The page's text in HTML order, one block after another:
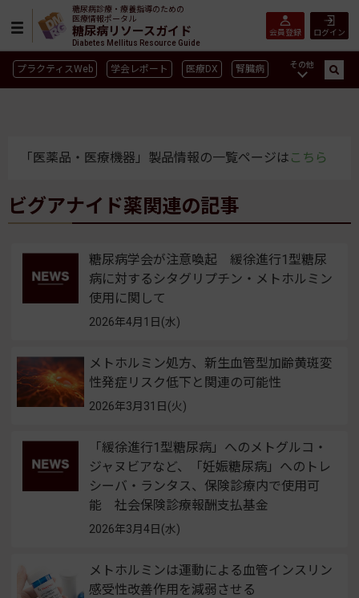
糖尿病診療・療養指導のための
医療情報ポータル
糖尿病リソースガイド
Diabetes Mellitus Resource Guide
ログイン
会員登録
プラクティスWeb 学会レポート 医療DX 腎臓病
インスリン製剤 薬物療法 食事療法 運動療法
その他
「医薬品・医療機器」製品情報の一覧ページは こちら
ビグアナイド薬関連の記事
糖尿病学会が注意喚起 緩徐進行1型糖尿
病に対するシタグリプチン・メトホルミン
使用に関して
2026年4月1日(水)
メトホルミン処方、新生血管型加齢黄斑変
性発症リスク低下と関連の可能性
2026年3月31日(火)
「緩徐進行1型糖尿病」へのメトグルコ・
ジャヌビアなど、「妊娠糖尿病」へのトレ
シーバ・ランタス、保険診療内で使用可
能 社会保険診療報酬支払基金
2026年3月4日(水)
メトホルミンは運動による血管インスリン
感受性改善作用を減弱させる